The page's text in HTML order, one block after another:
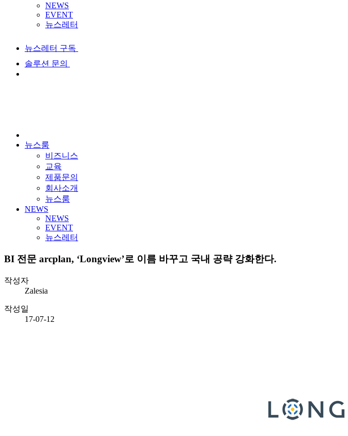
NEWS
EVENT
뉴스레터
뉴스레터 구독
솔루션 문의
뉴스룸
비즈니스
교육
제품문의
회사소개
뉴스룸
NEWS
NEWS
EVENT
뉴스레터
BI 전문 arcplan, ‘Longview’로 이름 바꾸고 국내 공략 강화한다.
작성자
Zalesia
작성일
17-07-12